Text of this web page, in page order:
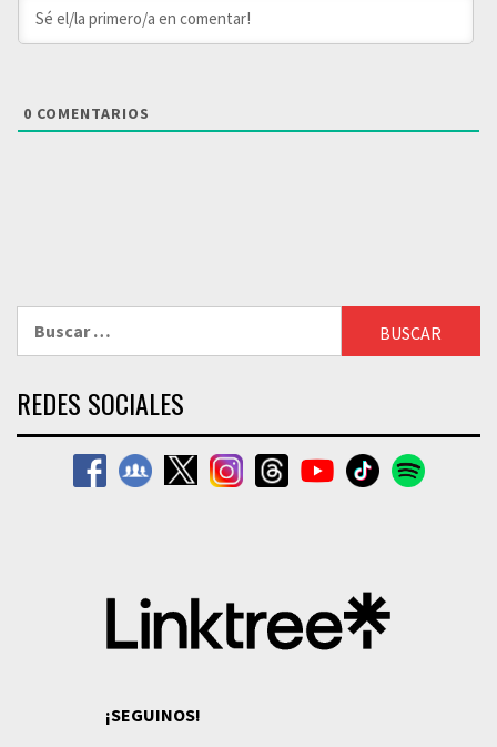
0 COMENTARIOS
REDES SOCIALES
¡SEGUINOS!